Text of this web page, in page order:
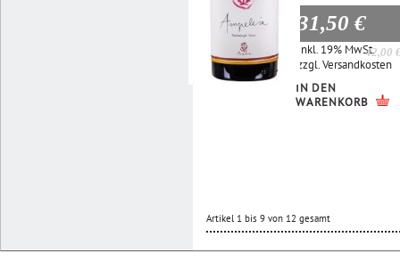
31,50 €
42,00
Inkl. 19% MwSt.
zzgl.Versandkosten
IN DEN
WARENKORB
Artikel 1 bis 9 von 12 gesamt